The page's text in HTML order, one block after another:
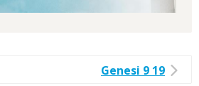
Genesi 9 19